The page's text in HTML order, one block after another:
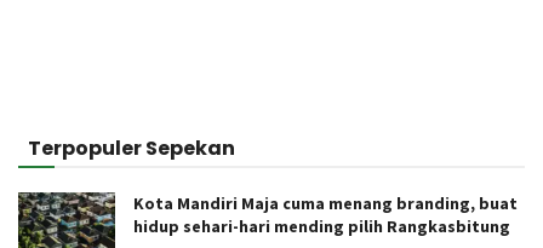
Terpopuler Sepekan
Kota Mandiri Maja cuma menang branding, buat
hidup sehari-hari mending pilih Rangkasbitung